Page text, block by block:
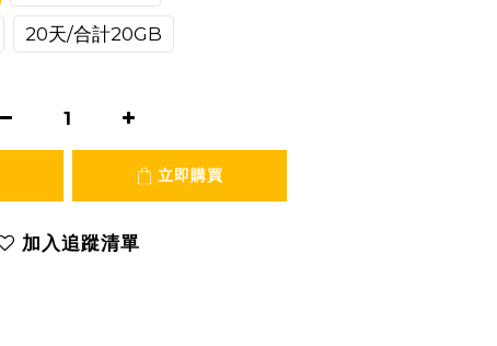
20天/合計20GB
立即購買
加入追蹤清單